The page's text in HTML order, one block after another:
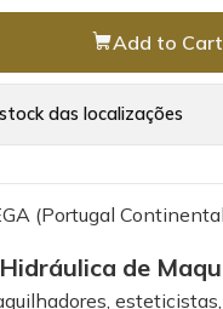
Add to Cart
das localizações
(Portugal
de